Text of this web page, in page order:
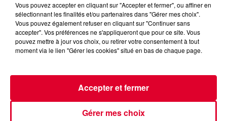
nous avons craqué sur le remix de AxMOD, en avant-
première sur la chaine Youtube de Radio FG
�� Abonnez-vous pour plus de musique:
(description de la vidéo)
Vous pouvez accepter en cliquant sur "Accepter et fermer", ou affiner en
sélectionnant les finalités et/ou partenaires dans "Gérer mes choix".
Vous pouvez également refuser en cliquant sur "Continuer sans
accepter". Vos préférences ne s'appliqueront que pour ce site. Vous
pouvez mettre à jour vos choix, ou retirer votre consentement à tout
moment via le lien "Gérer les cookies" situé en bas de chaque page.
Gérer mes choix
Accepter et fermer